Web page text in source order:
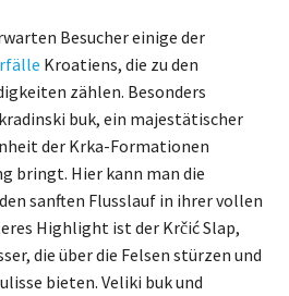
Besucher einige der
Kroatiens, die zu den
zählen. Besonders
buk, ein majestätischer
der Krka-Formationen
bringt. Hier kann man die
sanften Flusslauf in ihrer vollen
Highlight ist der Krčić Slap,
die über die Felsen stürzen und
bieten. Veliki buk und